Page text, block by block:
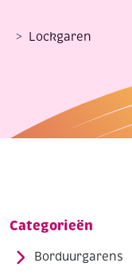
Lockgaren
Categorieën
Borduurgarens